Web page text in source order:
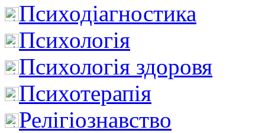
Психодіагностика
Психологія
Психологія здоровя
Психотерапія
Релігіознавство